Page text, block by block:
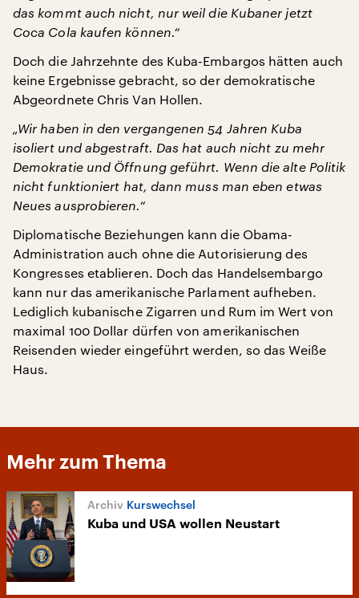
das kommt auch nicht, nur weil die Kubaner jetzt
Coca Cola kaufen können.“
Doch die Jahrzehnte des Kuba-Embargos hätten auch
keine Ergebnisse gebracht, so der demokratische
Abgeordnete Chris Van Hollen.
„Wir haben in den vergangenen 54 Jahren Kuba
isoliert und abgestraft. Das hat auch nicht zu mehr
Demokratie und Öffnung geführt. Wenn die alte Politik
nicht funktioniert hat, dann muss man eben etwas
Neues ausprobieren.“
Diplomatische Beziehungen kann die Obama-
Administration auch ohne die Autorisierung des
Kongresses etablieren. Doch das Handelsembargo
kann nur das amerikanische Parlament aufheben.
Lediglich kubanische Zigarren und Rum im Wert von
maximal 100 Dollar dürfen von amerikanischen
Reisenden wieder eingeführt werden, so das Weiße
Haus.
Mehr zum Thema
Kurswechsel
Kuba und USA wollen Neustart